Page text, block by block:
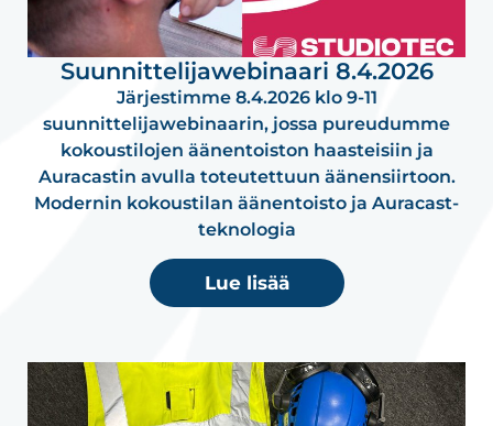
Suunnittelijawebinaari 8.4.2026
Järjestimme 8.4.2026 klo 9-11
suunnittelijawebinaarin, jossa pureudumme
kokoustilojen äänentoiston haasteisiin ja
Auracastin avulla toteutettuun äänensiirtoon.
Modernin kokoustilan äänentoisto ja Auracast-
teknologia
Lue lisää